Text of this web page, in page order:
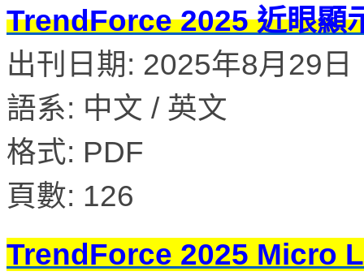
TrendForce 2025 近眼顯
出刊日期: 2025年8月29日
語系: 中文 / 英文
格式: PDF
頁數: 126
TrendForce 2025 Micro